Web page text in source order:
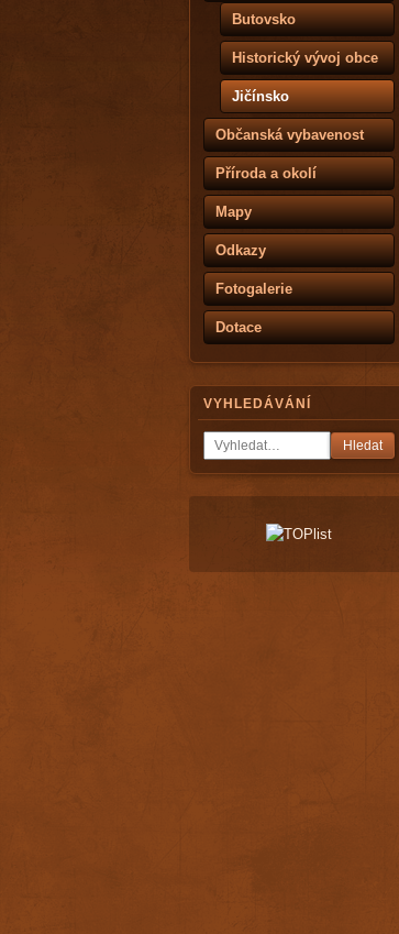
Butovsko
Historický vývoj obce
Jičínsko
Občanská vybavenost
Příroda a okolí
Mapy
Odkazy
Fotogalerie
Dotace
VYHLEDÁVÁNÍ
Hledat